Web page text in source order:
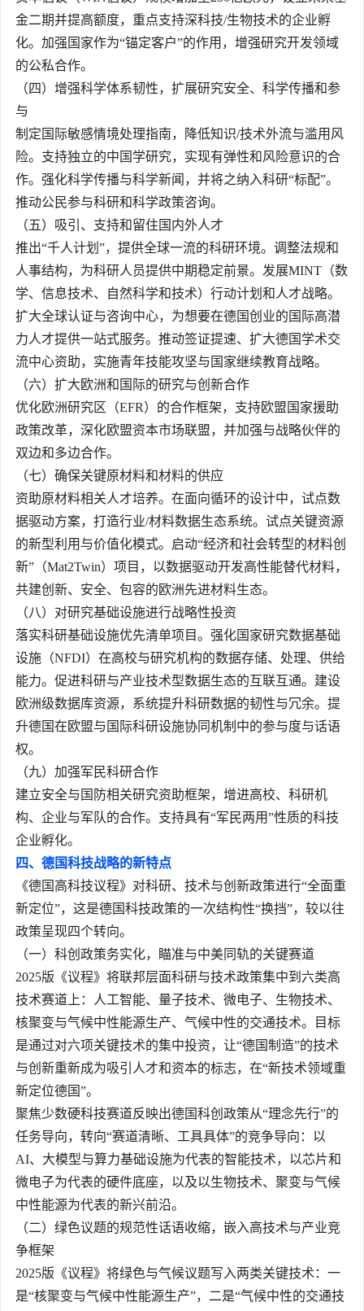
金二期并提高额度，重点支持深科技/生物技术的企业孵
化。加强国家作为“锚定客户”的作用，增强研究开发领域
的公私合作。
（四）增强科学体系韧性，扩展研究安全、科学传播和参
与
制定国际敏感情境处理指南，降低知识/技术外流与滥用风
险。支持独立的中国学研究，实现有弹性和风险意识的合
作。强化科学传播与科学新闻，并将之纳入科研“标配”。
推动公民参与科研和科学政策咨询。
（五）吸引、支持和留住国内外人才
推出“千人计划”，提供全球一流的科研环境。调整法规和
人事结构，为科研人员提供中期稳定前景。发展MINT（数
学、信息技术、自然科学和技术）行动计划和人才战略。
扩大全球认证与咨询中心，为想要在德国创业的国际高潜
力人才提供一站式服务。推动签证提速、扩大德国学术交
流中心资助，实施青年技能攻坚与国家继续教育战略。
（六）扩大欧洲和国际的研究与创新合作
优化欧洲研究区（EFR）的合作框架，支持欧盟国家援助
政策改革，深化欧盟资本市场联盟，并加强与战略伙伴的
双边和多边合作。
（七）确保关键原材料和材料的供应
资助原材料相关人才培养。在面向循环的设计中，试点数
据驱动方案，打造行业/材料数据生态系统。试点关键资源
的新型利用与价值化模式。启动“经济和社会转型的材料创
新”（Mat2Twin）项目，以数据驱动开发高性能替代材料，
共建创新、安全、包容的欧洲先进材料生态。
（八）对研究基础设施进行战略性投资
落实科研基础设施优先清单项目。强化国家研究数据基础
设施（NFDI）在高校与研究机构的数据存储、处理、供给
能力。促进科研与产业技术型数据生态的互联互通。建设
欧洲级数据库资源，系统提升科研数据的韧性与冗余。提
升德国在欧盟与国际科研设施协同机制中的参与度与话语
权。
（九）加强军民科研合作
建立安全与国防相关研究资助框架，增进高校、科研机
构、企业与军队的合作。支持具有“军民两用”性质的科技
企业孵化。
四、德国科技战略的新特点
《德国高科技议程》对科研、技术与创新政策进行“全面重
新定位”，这是德国科技政策的一次结构性“换挡”，较以往
政策呈现四个转向。
（一）科创政策务实化，瞄准与中美同轨的关键赛道
2025版《议程》将联邦层面科研与技术政策集中到六类高
技术赛道上：人工智能、量子技术、微电子、生物技术、
核聚变与气候中性能源生产、气候中性的交通技术。目标
是通过对六项关键技术的集中投资，让“德国制造”的技术
与创新重新成为吸引人才和资本的标志，在“新技术领域重
新定位德国”。
聚焦少数硬科技赛道反映出德国科创政策从“理念先行”的
任务导向，转向“赛道清晰、工具具体”的竞争导向：以
AI、大模型与算力基础设施为代表的智能技术，以芯片和
微电子为代表的硬件底座，以及以生物技术、聚变与气候
中性能源为代表的新兴前沿。
（二）绿色议题的规范性话语收缩，嵌入高技术与产业竞
争框架
2025版《议程》将绿色与气候议题写入两类关键技术：一
是“核聚变与气候中性能源生产”，二是“气候中性的交通技